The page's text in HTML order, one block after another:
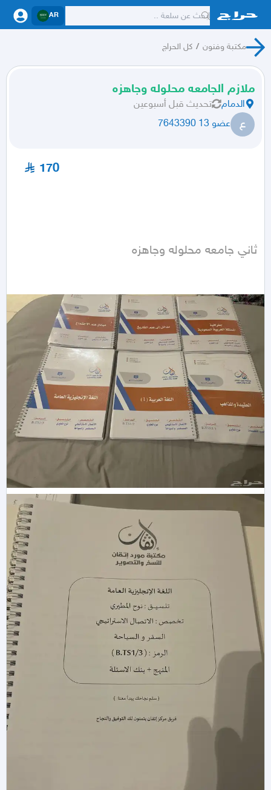
AR
مكتبة وفنون / كل الحراج
ملازم الجامعه محلوله وجاهزه
الدمام تحديث قبل أسبوعين
ع عضو 13 7643390
170
ثاني جامعه محلوله وجاهزه